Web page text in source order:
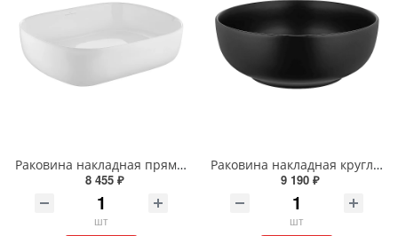
Раковина накладная прямоугольная Wonzon & Woghand TAHOE WW-RN41286-GW белая глянцевая
8 455 ₽
шт
Раковина накладная круглая Wonzon & Woghand ERIE WW-RN4076-MB черная матовая
9 190 ₽
шт